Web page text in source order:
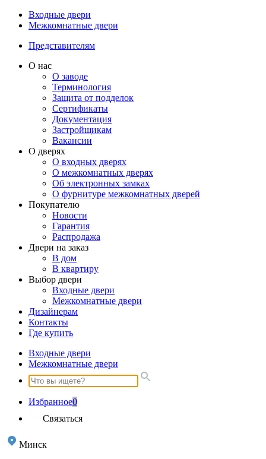
Входные двери
Межкомнатные двери
Представителям
О нас
О заводе
Терминология
Защита от подделок
Сертификаты
Документация
Застройщикам
Вакансии
О дверях
О входных дверях
О межкомнатных дверях
Об электронных замках
О фурнитуре межкомнатных дверей
Покупателю
Новости
Гарантия
Распродажа
Двери на заказ
В дом
В квартиру
Выбор двери
Входные двери
Межкомнатные двери
Дизайнерам
Контакты
Где купить
Входные двери
Межкомнатные двери
Избранное0
Связаться
Минск